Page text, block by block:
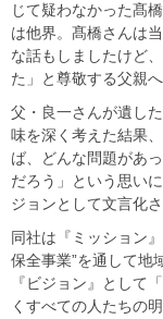
じて疑わなかった髙
は他界。髙橋さんは
な話もしましたけど
た」と尊敬する父親
父・良一さんが遺し
味を深く考えた結果
ば、どんな問題があ
だろう」という思い
ジョンとして文言化さ
同社は『ミッション
保全事業”を通して地
『ビジョン』として
くすべての人たちの